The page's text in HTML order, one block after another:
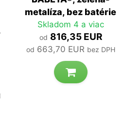
je 5 z 5
metalíza, bez batérie
Skladom 4 a viac
od 816,35 EUR
od 663,70 EUR bez DPH